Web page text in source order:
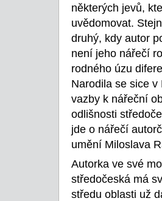
některých jevů,
uvědomovat.
druhý, kdy autor
není jeho nářečí
rodného úzu
Narodila se sice
vazby k nářeční
odlišnosti
jde o nářečí
umění Miloslava
Autorka ve své
středočeská má
středu oblasti už